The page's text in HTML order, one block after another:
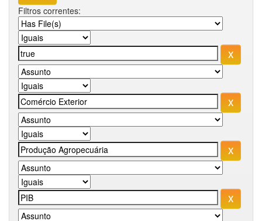
Filtros correntes: